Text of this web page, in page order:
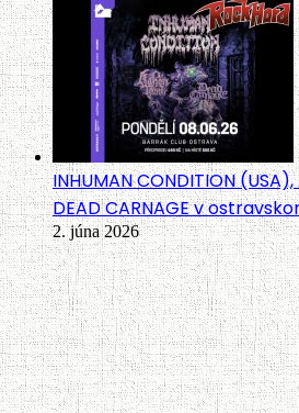
INHUMAN CONDITION
DEAD CARNAGE v
2. júna 2026